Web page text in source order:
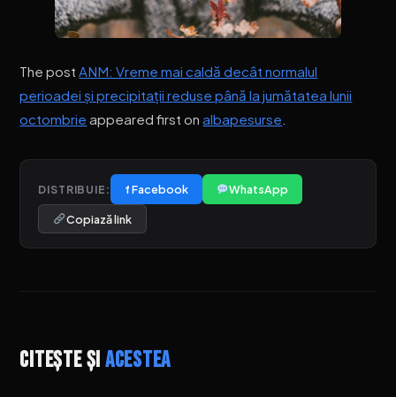
The postANM: Vreme mai caldă decât normalul
perioadei și precipitații reduse până la jumătatea lunii
octombrie appeared first onalbapesurse
DISTRIBUIE: f Facebook WhatsApp
Copiază link
Citește șiacestea